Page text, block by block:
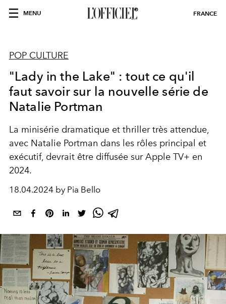
MENU FRANCE
POP CULTURE
"Lady in the Lake" : tout ce qu'il
faut savoir sur la nouvelle série de
Natalie Portman
La minisérie dramatique et thriller très attendue,
avec Natalie Portman dans les rôles principal et
exécutif, devrait être diffusée sur Apple TV+ en
2024.
18.04.2024 by Pia Bello